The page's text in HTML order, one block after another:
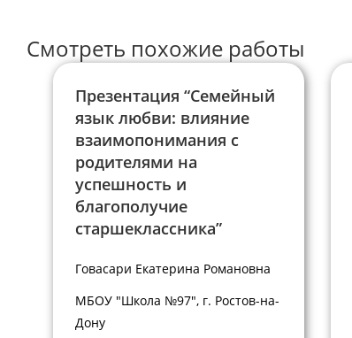
Смотреть похожие работы
Презентация “Семейный
язык любви: влияние
взаимопонимания с
родителями на
успешность и
благополучие
старшеклассника”
Говасари Екатерина Романовна
МБОУ "Школа №97", г. Ростов-на-
Дону